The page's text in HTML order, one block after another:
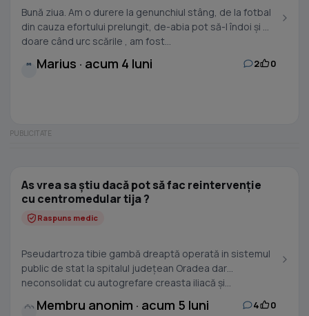
Bună ziua. Am o durere la genunchiul stâng, de la fotbal
din cauza efortului prelungit, de-abia pot să-l îndoi și mă
doare când urc scările , am fost...
M Marius · acum 4 luni 2 0
As vrea sa știu dacă pot să fac reintervenție
cu centromedular tija ?
Raspuns medic
Pseudartroza tibie gambă dreaptă operată in sistemul
public de stat la spitalul județean Oradea dar
neconsolidat cu autogrefare creasta iliacă și...
Membru anonim · acum 5 luni 4 0